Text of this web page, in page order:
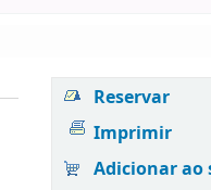
Reservar
Imprimir
Adicionar ao